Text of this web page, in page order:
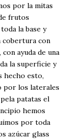
por la mitas
frutos
la base y
cobertura con
ayuda de una
la superficie y
hecho esto,
por los laterales
patatas el
hemos
por toda
azúcar glass